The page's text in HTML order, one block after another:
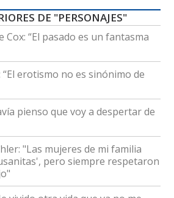
DE "PERSONAJES"
Cox: “El pasado es un fantasma
“El erotismo no es sinónimo de
pienso que voy a despertar de
"Las mujeres de mi familia
pero siempre respetaron